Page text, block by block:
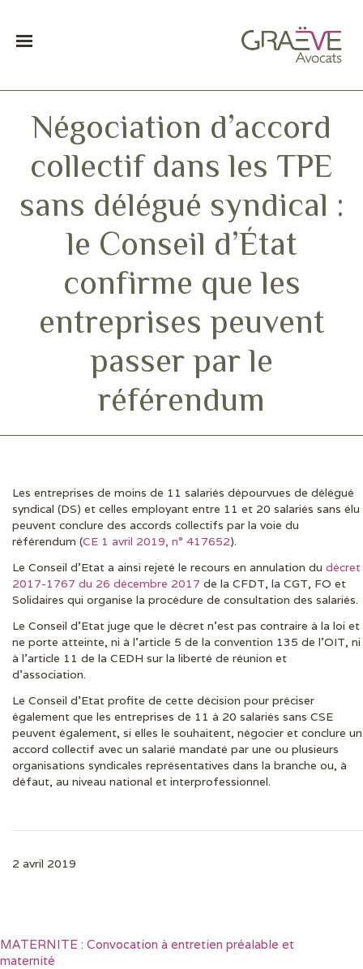
Négociation d’accord
collectif dans les TPE
sans délégué syndical :
le Conseil d’État
confirme que les
entreprises peuvent
passer par le
référendum
Les entreprises de moins de 11 salariés dépourvues de délégué
syndical (DS) et celles employant entre 11 et 20 salariés sans élu
peuvent conclure des accords collectifs par la voie du
référendum (CE 1 avril 2019, n° 417652).
Le Conseil d’Etat a ainsi rejeté le recours en annulation du décret
2017-1767 du 26 décembre 2017 de la CFDT, la CGT, FO et
Solidaires qui organise la procédure de consultation des salariés.
Le Conseil d’Etat juge que le décret n’est pas contraire à la loi et
ne porte atteinte, ni à l’article 5 de la convention 135 de l’OIT, ni
à l’article 11 de la CEDH sur la liberté de réunion et
d’association.
Le Conseil d’Etat profite de cette décision pour préciser
également que les entreprises de 11 à 20 salariés sans CSE
peuvent également, si elles le souhaitent, négocier et conclure un
accord collectif avec un salarié mandaté par une ou plusieurs
organisations syndicales représentatives dans la branche ou, à
défaut, au niveau national et interprofessionnel.
2 avril 2019
DERNIÈRES ACTUS
MATERNITE : Convocation à entretien préalable et
maternité